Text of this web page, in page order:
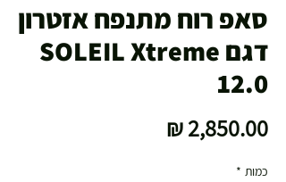
סאפ רוח מתנפח אזטרון
דגם SOLEIL Xtreme
12.0
כמות *